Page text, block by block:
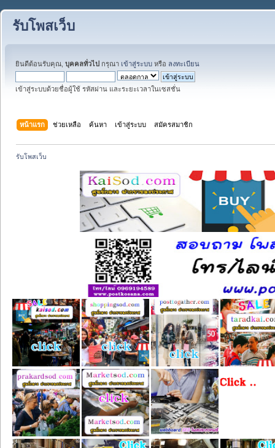
รับโพสเว็บ
ยินดีต้อนรับคุณ, บุคคลทั่วไป กรุณา เข้าสู่ระบบ หรือ ลงทะเบียน
เข้าสู่ระบบด้วยชื่อผู้ใช้ รหัสผ่าน และระยะเวลาในเซสชั่น
หน้าแรก ช่วยเหลือ ค้นหา เข้าสู่ระบบ สมัครสมาชิก
รับโพสเว็บ